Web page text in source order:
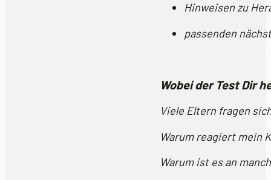
Hinweisen zu
passenden
Wobei der Test Dir
Viele Eltern fragen
Warum reagiert mein
Warum ist es an